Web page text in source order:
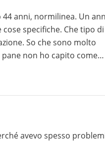
specifiche. Che tipo di
So che sono molto
non ho capito come
avevo spesso